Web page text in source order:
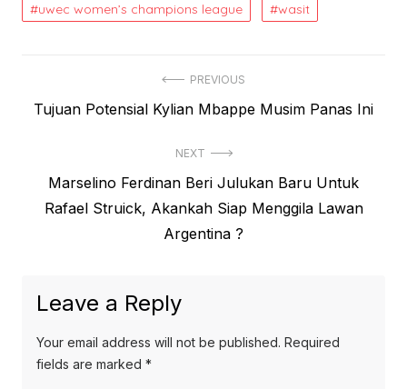
uwec women’s champions league
wasit
navigation
PREVIOUS
Previous
Tujuan Potensial Kylian Mbappe Musim Panas Ini
NEXT
Next
post:
Marselino Ferdinan Beri Julukan Baru Untuk
Rafael Struick, Akankah Siap Menggila Lawan
Argentina ?
Leave a Reply
Your email address will not be published. Required
fields are marked *